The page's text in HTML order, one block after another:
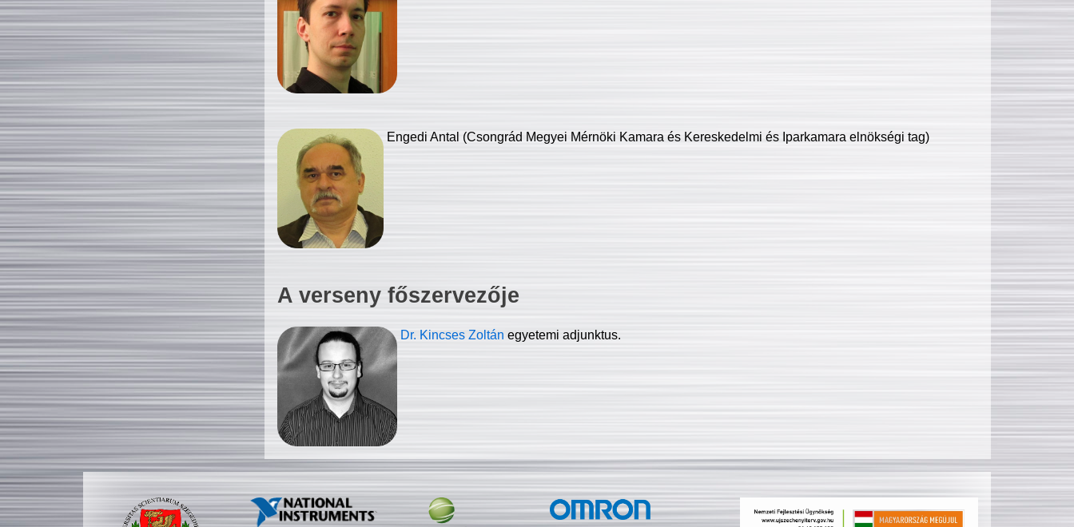
Engedi Antal (Csongrád Megyei Mérnöki Kamara és Kereskedelmi és Iparkamara elnökségi tag)
A verseny főszervezője
Dr. Kincses Zoltán egyetemi adjunktus.